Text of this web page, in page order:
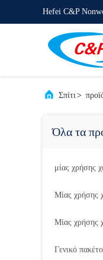
Hefei C&P
Σπίτι>
Όλα τα
μίας χρήσης
Μίας χρήσης
Μίας χρήσης
Γενικό